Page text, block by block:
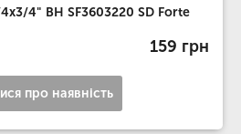
4" ВН SF3603220 SD Forte
159 грн
про наявність